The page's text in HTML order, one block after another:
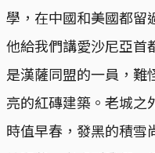
學，在中國和美國都留
他給我們講愛沙尼亞首
是漢薩同盟的一員，難
亮的紅磚建築。老城之
時值早春，發黑的積雪